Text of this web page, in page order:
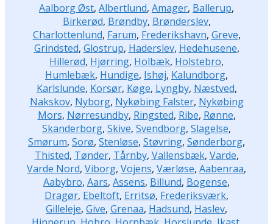
Aalborg Øst, Albertlund, Amager, Ballerup,
Birkerød, Brøndby, Brønderslev,
Charlottenlund, Farum, Frederikshavn, Greve,
Grindsted, Glostrup, Haderslev, Hedehusene,
Hillerød, Hjørring, Holbæk, Holstebro,
Humlebæk, Hundige, Ishøj, Kalundborg,
Karlslunde, Korsør, Køge, Lyngby, Næstved,
Nakskov, Nyborg, Nykøbing Falster, Nykøbing
Mors, Nørresundby, Ringsted, Ribe, Rønne,
Skanderborg, Skive, Svendborg, Slagelse,
Smørum, Sorø, Stenløse, Støvring, Sønderborg,
Thisted, Tønder, Tårnby, Vallensbæk, Varde,
Varde Nord, Viborg, Vojens, Værløse, Aabenraa,
Aabybro, Aars, Assens, Billund, Bogense,
Dragør, Ebeltoft, Erritsø, Frederiksværk,
Gilleleje, Give, Grenaa, Hadsund, Haslev,